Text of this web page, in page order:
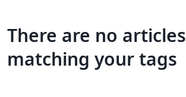
There are no articles
matching your tags